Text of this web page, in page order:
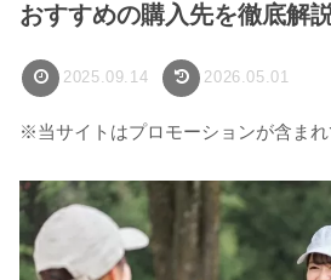
おすすめの購入先を徹底解
2025.09.14 2026.05.01
※当サイトはプロモーションが含ま